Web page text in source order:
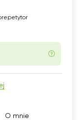
O mnie